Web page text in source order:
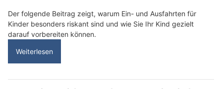
Der folgende Beitrag zeigt, warum Ein- und Ausfahrten für
Kinder besonders riskant sind und wie Sie Ihr Kind gezielt
darauf vorbereiten können.
Weiterlesen